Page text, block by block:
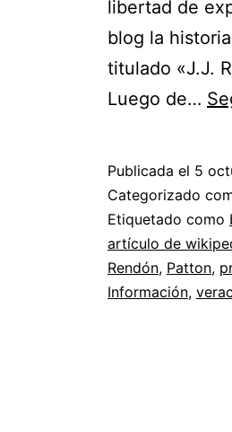
libertad de
blog la
titulado «J.J.
Luego de…
Publicada el 5
Categorizado
Etiquetado como
artículo de
Rendón, Patton,
Información,